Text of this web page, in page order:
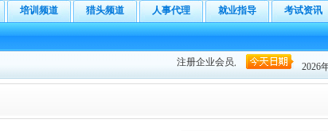
培训频道 猎头频道 人事代理 就业指导 考试资讯
注册企业会员后，登陆即可在“会员中
2026